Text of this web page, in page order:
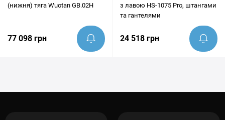
(нижня) тяга Wuotan GB.02H
77 098 грн
з лавою HS-1075 Pro, штангами
та гантелями
24 518 грн